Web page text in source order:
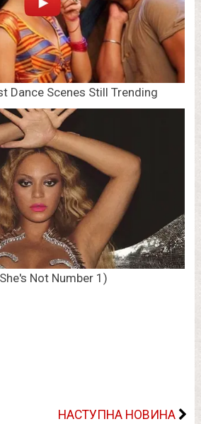
НАСТУПНА НОВИНА